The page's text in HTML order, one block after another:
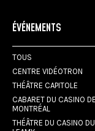
ÉVÉNEMENTS
TOUS
CENTRE VIDÉOTRON
THÉÂTRE CAPITOLE
CABARET DU CASINO DE
MONTRÉAL
THÉÂTRE DU CASINO